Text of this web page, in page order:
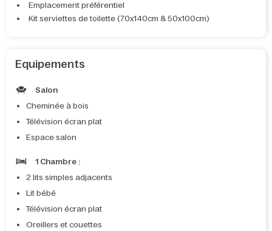
Emplacement préférentiel
Kit serviettes de toilette (70x140cm & 50x100cm)
Equipements
Salon
Cheminée à bois
Télévision écran plat
Espace salon
1 Chambre :
2 lits simples adjacents
Lit bébé
Télévision écran plat
Oreillers et couettes